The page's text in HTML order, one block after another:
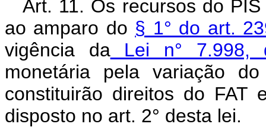
Art. 11. Os recursos do
ao amparo do § 1° do art.
vigência daLei n° 7.998,
monetária pela variação
constituirão direitos do FAT
disposto no art. 2° desta lei.